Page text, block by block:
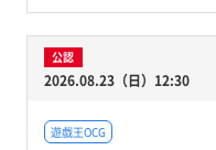
公認
2026.08.23（日）12:30
遊戯王OCG